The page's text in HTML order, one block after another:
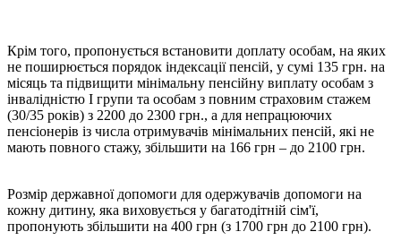
Крім того, пропонується встановити доплату особам, на яких
не поширюється порядок індексації пенсій, у сумі 135 грн. на
місяць та підвищити мінімальну пенсійну виплату особам з
інвалідністю І групи та особам з повним страховим стажем
(30/35 років) з 2200 до 2300 грн., а для непрацюючих
пенсіонерів із числа отримувачів мінімальних пенсій, які не
мають повного стажу, збільшити на 166 грн – до 2100 грн.
Розмір державної допомоги для одержувачів допомоги на
кожну дитину, яка виховується у багатодітній сім'ї,
пропонують збільшити на 400 грн (з 1700 грн до 2100 грн).